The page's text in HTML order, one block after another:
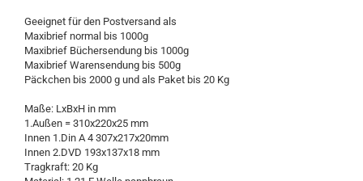
Geeignet für den Postversand als
Maxibrief normal bis 1000g
Maxibrief Büchersendung bis 1000g
Maxibrief Warensendung bis 500g
Päckchen bis 2000 g und als Paket bis 20 Kg
Maße: LxBxH in mm
1.Außen = 310x220x25 mm
Innen 1.Din A 4 307x217x20mm
Innen 2.DVD 193x137x18 mm
Tragkraft: 20 Kg